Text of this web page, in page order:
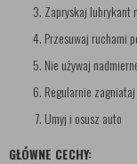
Zapryskaj lubrykant
Przesuwaj ruchami
Nie używaj
Regularnie
Umyj i osusz auto
GŁÓWNE CECHY: